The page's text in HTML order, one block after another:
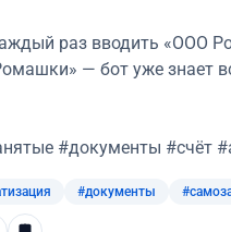
раз вводить «ООО
— бот уже знает
#документы #счёт
#документы